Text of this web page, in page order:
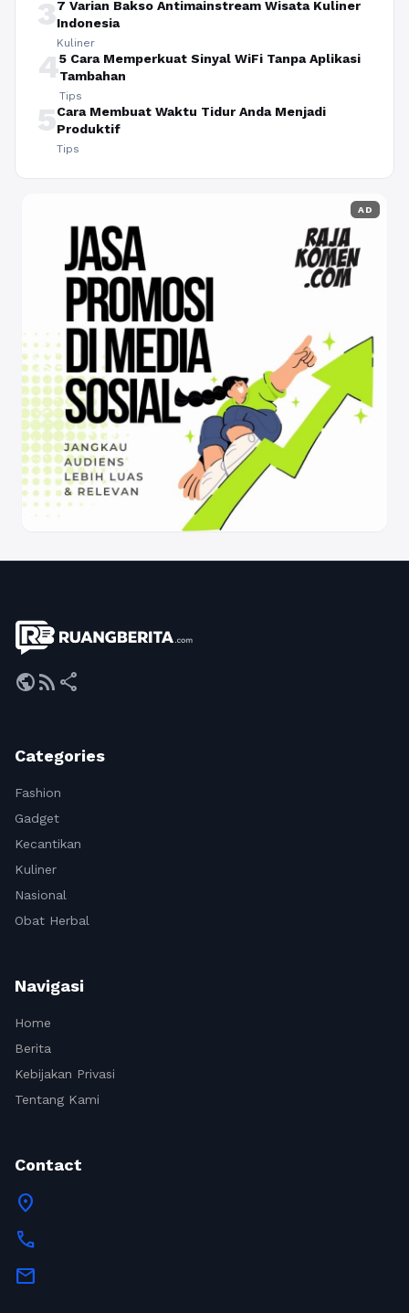
37 Varian Bakso Antimainstream Wisata Kuliner
Indonesia
Kuliner
45 Cara Memperkuat Sinyal WiFi Tanpa Aplikasi
Tambahan
Tips
5Cara Membuat Waktu Tidur Anda Menjadi
Produktif
Tips
AD
publicrss_feed share
Categories
Fashion
Gadget
Kecantikan
Kuliner
Nasional
Obat Herbal
Navigasi
Home
Berita
Kebijakan Privasi
Tentang Kami
Contact
location_on
call
mail